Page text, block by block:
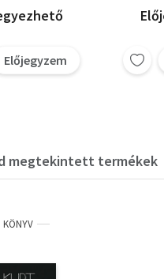
Előjegyzem
megtekintett termékek
KÖNYV